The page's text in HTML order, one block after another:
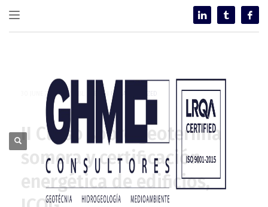
30 JUNE 2014 PUBLISHED IN UNCATEGORIZED
II Curso sobre geotermia
somera y certificación
energética de edificios,